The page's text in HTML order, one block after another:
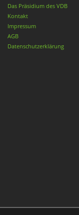
Das Präsidium des VDB
Kontakt
Impressum
AGB
Datenschutzerklärung